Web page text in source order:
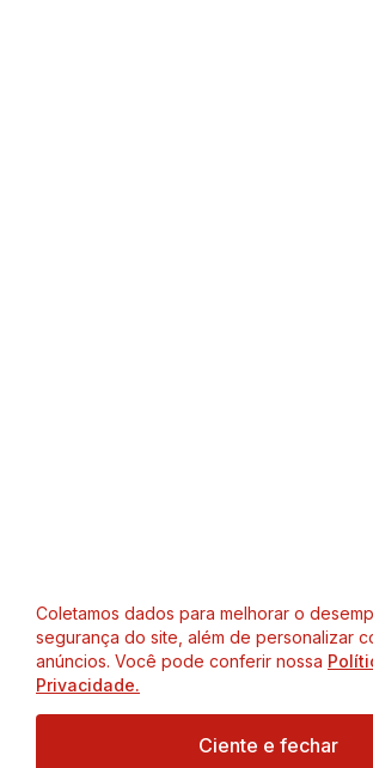
Coletamos dados para melhorar o
segurança do site, além de personalizar
anúncios. Você pode conferir nossa
Privacidade.
Ciente e fechar